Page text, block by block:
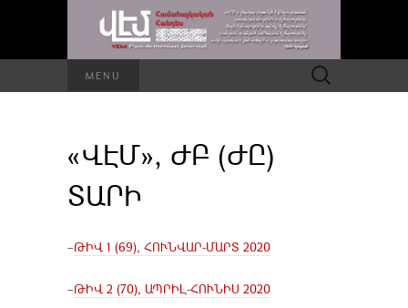
MENU Որոնել՝
«ՎԷՄ», ԺԲ (ԺԸ)
ՏԱՐԻ
–ԹԻՎ 1 (69), ՀՈՒՆՎԱՐ-ՄԱՐՏ 2020
–ԹԻՎ 2 (70), ԱՊՐԻԼ-ՀՈՒՆԻՍ 2020